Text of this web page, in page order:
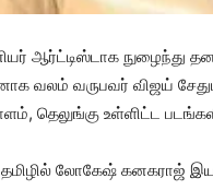
ஆர்ட்டிஸ்டாக நுழைந்து
வலம் வருபவர் விஜய்
தெலுங்கு உள்ளிட்ட
லோகேஷ் கனகராஜ்